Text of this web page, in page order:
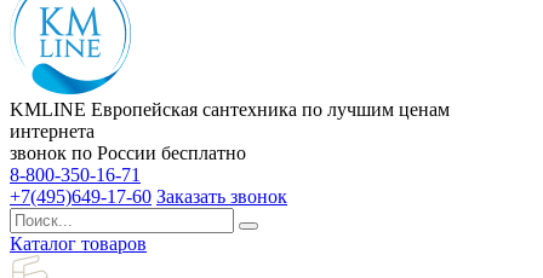
KMLINE Европейская сантехника по лучшим ценам
интернета
звонок по России бесплатно
8-800-350-16-71
+7(495)649-17-60 Заказать звонок
Каталог товаров